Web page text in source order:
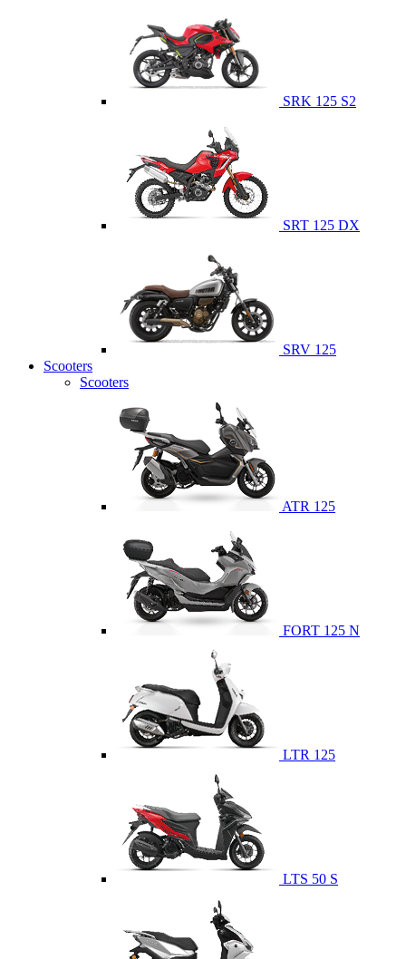
SRK 125 S2
SRT 125 DX
SRV 125
Scooters
Scooters
ATR 125
FORT 125 N
LTR 125
LTS 50 S